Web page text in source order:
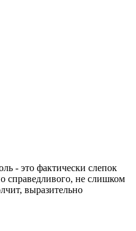
- это фактически слепок
справедливого, не слишком
выразительно